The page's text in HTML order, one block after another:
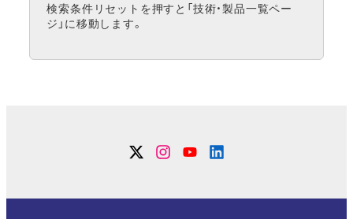
検索条件リセットを押すと「技術・製品一覧ペー
ジ」に移動します。
TwitterInstagram
YouTubeLinkdin